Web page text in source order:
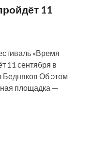
11
«Время
11 сентября в
Об этом
площадка —